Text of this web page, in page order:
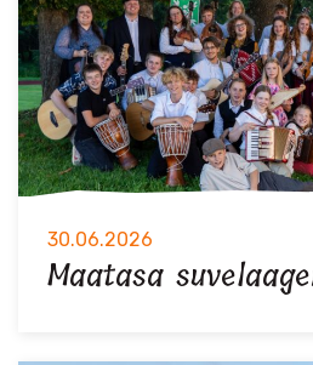
30.06.2026
Maatasa